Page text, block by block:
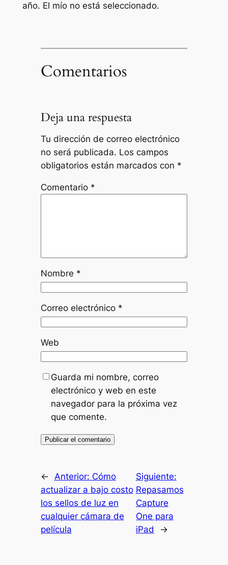
año. El mío no está seleccionado.
Comentarios
Deja una respuesta
Tu dirección de correo electrónico
no será publicada. Los campos
obligatorios están marcados con *
Comentario *
Nombre *
Correo electrónico *
Web
Guarda mi nombre, correo
electrónico y web en este
navegador para la próxima vez
que comente.
← Anterior: Cómo
actualizar a bajo costo
los sellos de luz en
cualquier cámara de
película
Siguiente:
Repasamos
Capture
One para
iPad
→